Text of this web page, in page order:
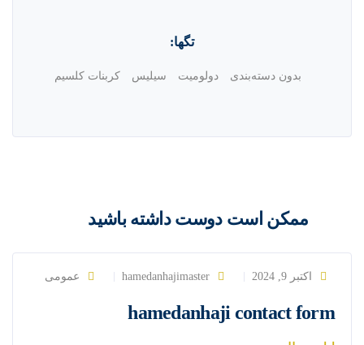
تگها:
بدون دسته‌بندی دولومیت سیلیس کربنات کلسیم
ممکن است دوست داشته باشید
اکتبر 9, 2024 hamedanhajimaster عمومی
hamedanhaji contact form